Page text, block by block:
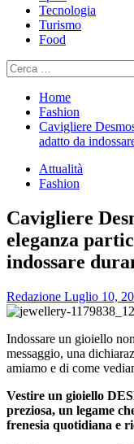
Tecnologia
Turismo
Food
Ricerca
per:
Home
Fashion
Cavigliere
adatto da
Attualità
Fashion
Cavigliere
eleganza
indossare
Redazione Luglio 10,
Indossare un gioiello
messaggio, una
amiamo e di come
Vestire un gioiello
preziosa, un legame
frenesia quotidiana e